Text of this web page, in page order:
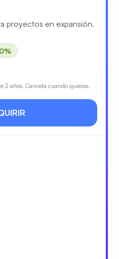
proyectos en expansión.
2 años. Cancela cuando quieras.